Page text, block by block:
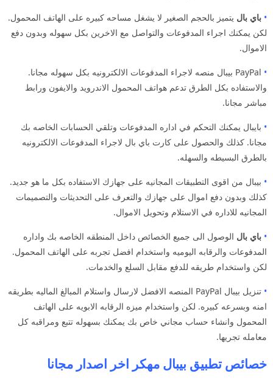
• باي بال يتميز بالحجم الصغير لا يشغل مساحه كبيره على الهاتف المحمول.
لكن يمكنك اجراء المدفوعات والتواصل مع الاخرين بكل سهوله وبدون دفع
الاموال.
•
PayPal بيبال منصه لاجراء المدفوعات الالكترونيه بكل سهوله مجانا.
والاستفاده بكل الطرق تدعم هواتف المحمول الاندرويد والايفون ورابط
مباشر مجانا.
• بايبال يمكنك التحكم في اداره المدفوعات وتلقي الحسابات الخاصه بك
مجانا. كذلك والحصول على كارت باي بال لاجراء المدفوعات الالكترونيه
بالطرق البسيطه والسهله.
• بيبال من اقوى التطبيقات المجانيه على جهازك الاستفاده بكل ما هو جديد.
كذلك وبدون دفع اموال على جهازك والتعرف على التحديثات والتصميمات
المجانيه للاداره في الاستلام وتحويل الاموال.
• باي بال الوصول الى جميع الخصائص داخل المنطقه الخاصه بك واداره
المدفوعات والرقابه اليوميه واستخدام افضل تجربه على الهاتف المحمول.
لكن واستخدام طريقه للدفع مقابل السلع والخدمات.
•
تنزيل بيبال PayPal المنصه الافضل لارسال واستلام المبالغ الماليه بطريقه
امنه وبسرعه كبيره. لكن واستخدام ميزه الرقابه الابويه على الهاتف
المحمول وانشاء حساب مجاني خاص بك يمكنك بسهوله تتبع ومراقبه كل
معامله تجريها.
خصائص تطبيق بيبال مهكر اخر اصدار مجانا